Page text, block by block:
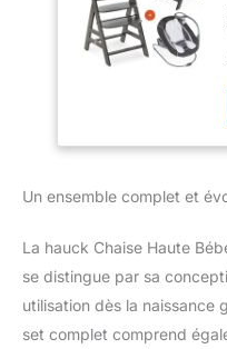
Un ensemble complet et
La hauck Chaise Haute
se distingue par sa
utilisation dès la naissance
set complet comprend